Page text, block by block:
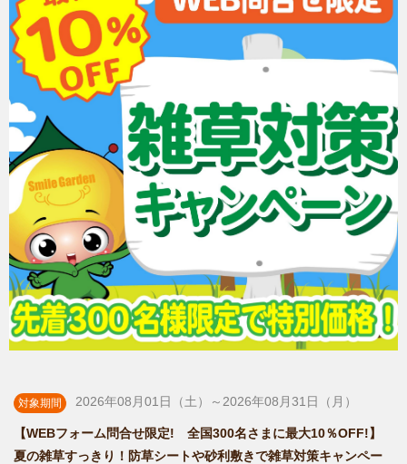
対象期間 2026年08月01日（土）～2026年08月31日（月）
【WEBフォーム問合せ限定! 全国300名さまに最大10％OFF!】
夏の雑草すっきり！防草シートや砂利敷きで雑草対策キャンペー